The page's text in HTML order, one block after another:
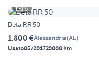
5
Beta RR 50
1.800 €Alessandria (AL)
Usato05/201720000 Km